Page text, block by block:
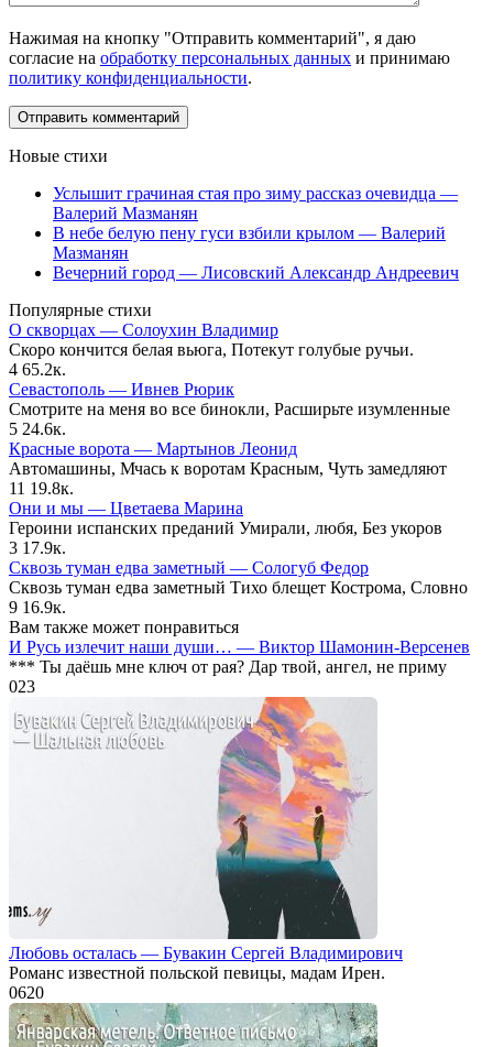
Нажимая на кнопку "Отправить комментарий", я даю
согласие на обработку персональных данных и принимаю
политику конфиденциальности.
Новые стихи
Услышит грачиная стая про зиму рассказ очевидца —
Валерий Мазманян
В небе белую пену гуси взбили крылом — Валерий
Мазманян
Вечерний город — Лисовский Александр Андреевич
Популярные стихи
О скворцах — Солоухин Владимир
Скоро кончится белая вьюга, Потекут голубые ручьи.
4 65.2к.
Севастополь — Ивнев Рюрик
Смотрите на меня во все бинокли, Расширьте изумленные
5 24.6к.
Красные ворота — Мартынов Леонид
Автомашины, Мчась к воротам Красным, Чуть замедляют
11 19.8к.
Они и мы — Цветаева Марина
Героини испанских преданий Умирали, любя, Без укоров
3 17.9к.
Сквозь туман едва заметный — Сологуб Федор
Сквозь туман едва заметный Тихо блещет Кострома, Словно
9 16.9к.
Вам также может понравиться
И Русь излечит наши души… — Виктор Шамонин-Версенев
*** Ты даёшь мне ключ от рая? Дар твой, ангел, не приму
023
Любовь осталась — Бувакин Сергей Владимирович
Романс известной польской певицы, мадам Ирен.
0620